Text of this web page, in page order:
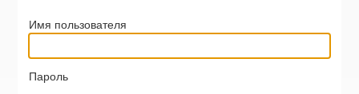
Имя пользователя
Пароль